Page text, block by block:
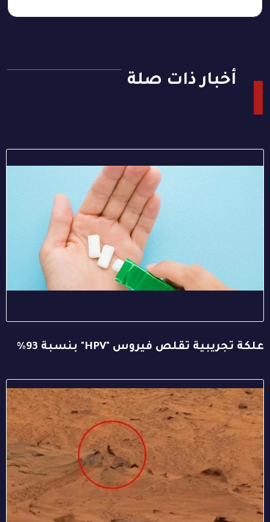
أخبار ذات صلة
علكة تجريبية تقلص فيروس "HPV" بنسبة 93%